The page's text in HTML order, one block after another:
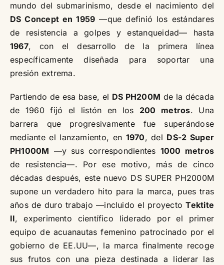
mundo del submarinismo, desde el nacimiento del
DS Concept en 1959 —que definió los estándares
de resistencia a golpes y estanqueidad— hasta
1967, con el desarrollo de la primera línea
específicamente diseñada para soportar una
presión extrema.
Partiendo de esa base, el DS PH200M de la década
de 1960 fijó el listón en los 200 metros. Una
barrera que progresivamente fue superándose
mediante el lanzamiento, en 1970, del DS-2 Super
PH1000M —y sus correspondientes 1000 metros
de resistencia—. Por ese motivo, más de cinco
décadas después, este nuevo DS SUPER PH2000M
supone un verdadero hito para la marca, pues tras
años de duro trabajo —incluido el proyectoTektite
II, experimento científico liderado por el primer
equipo de acuanautas femenino patrocinado por el
gobierno de EE.UU—, la marca finalmente recoge
sus frutos con una pieza destinada a liderar las